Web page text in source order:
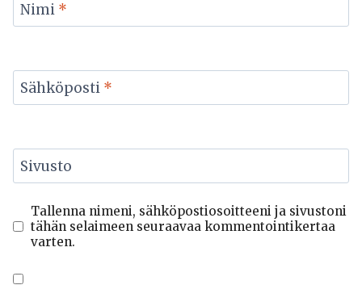
Nimi *
Sähköposti *
Sivusto
Tallenna nimeni, sähköpostiosoitteeni ja sivustoni
tähän selaimeen seuraavaa kommentointikertaa
varten.